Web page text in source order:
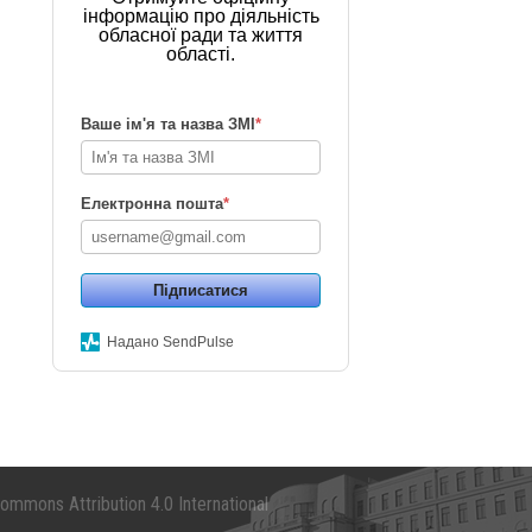
інформацію про діяльність
обласної ради та життя
області.
Ваше ім'я та назва ЗМІ*
Електронна пошта*
Підписатися
Надано SendPulse
Attribution 4.0 International